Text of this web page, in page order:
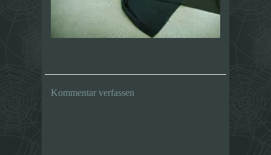
Kommentar verfassen